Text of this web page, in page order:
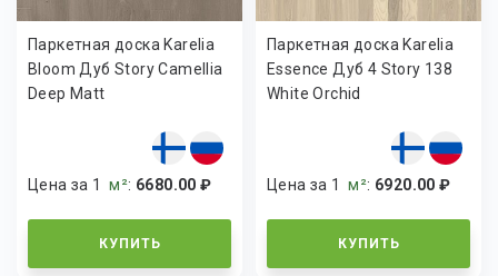
Паркетная доска Karelia
Bloom Дуб Story Camellia
Deep Matt
Цена за 1м²: 6680.00 ₽
КУПИТЬ
Паркетная доска Karelia
Essence Дуб 4 Story 138
White Orchid
Цена за 1м²: 6920.00 ₽
КУПИТЬ